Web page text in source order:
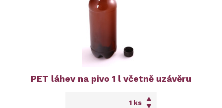
PET láhev na pivo 1 l včetně uzávěru
ks